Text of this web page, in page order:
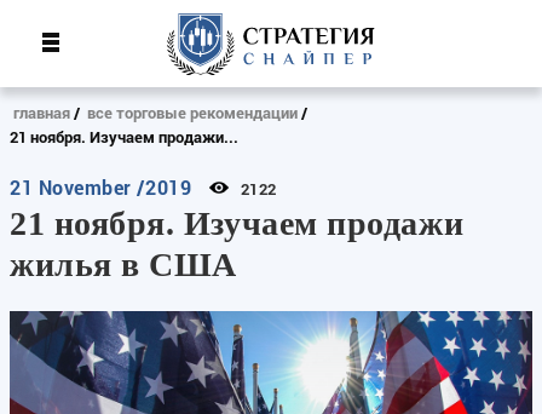
главная
все торговые рекомендации
21 ноября. Изучаем продажи...
21 November /2019 2122
21 ноября. Изучаем продажи
жилья в США